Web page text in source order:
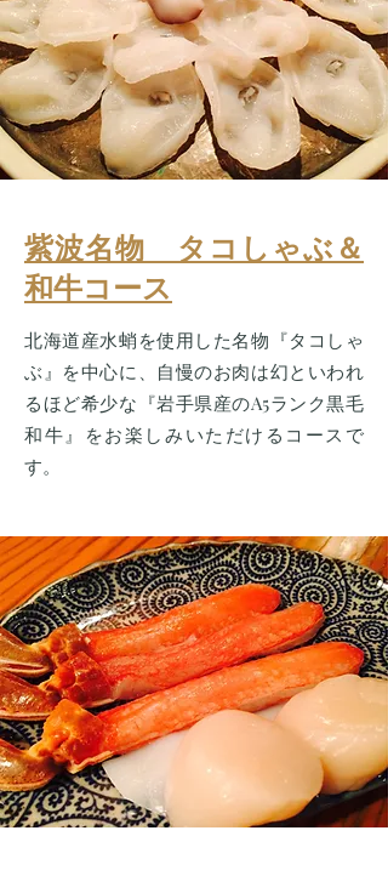
紫波名物 タコしゃぶ＆
和牛コース
北海道産水蛸を使用した名物『タコしゃ
ぶ』を中心に、自慢のお肉は幻といわれ
るほど希少な『岩手県産のA5ランク黒毛
和牛』をお楽しみいただけるコースで
す。